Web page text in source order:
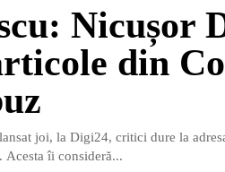
Nicușor
din
lansat joi, la Digi24, critici dure la
îi consideră...